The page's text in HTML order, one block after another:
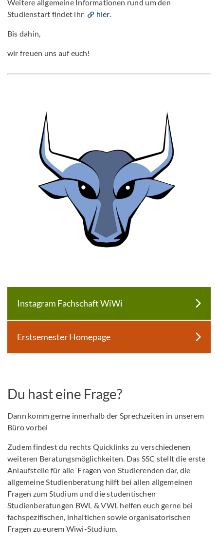
Weitere allgemeine Informationen rund um den
Studienstart findet ihr
hier.
Bis dahin,
wir freuen uns auf euch!
Instagram Fachschaft WiWi
Erstsemester Homepage
Du hast eine Frage?
Dann komm gerne innerhalb der Sprechzeiten in unserem
Büro vorbei
Zudem findest du rechts Quicklinks zu verschiedenen
weiteren Beratungsmöglichkeiten. Das SSC stellt die erste
Anlaufstelle für alle Fragen von Studierenden dar, die
allgemeine Studienberatung hilft bei allen allgemeinen
Fragen zum Studium und die studentischen
Studienberatungen BWL & VWL helfen euch gerne bei
fachspezifischen, inhaltichen sowie organisatorischen
Fragen zu eurem Wiwi-Studium.